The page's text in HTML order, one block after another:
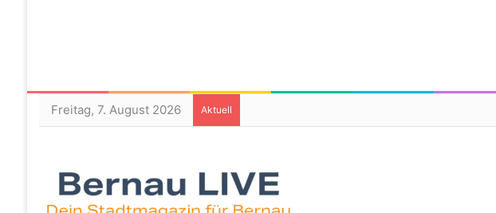
Freitag, 7. August 2026 Aktuell